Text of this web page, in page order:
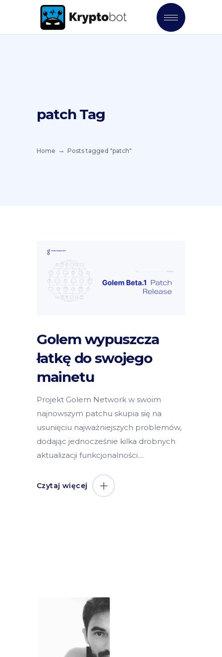
patch Tag
Home Posts tagged "patch"
Golem wypuszcza
łatkę do swojego
mainetu
Projekt Golem Network w swoim
najnowszym patchu skupia się na
usunięciu najważniejszych problemów,
dodając jednocześnie kilka drobnych
aktualizacji funkcjonalności.
Czytaj więcej